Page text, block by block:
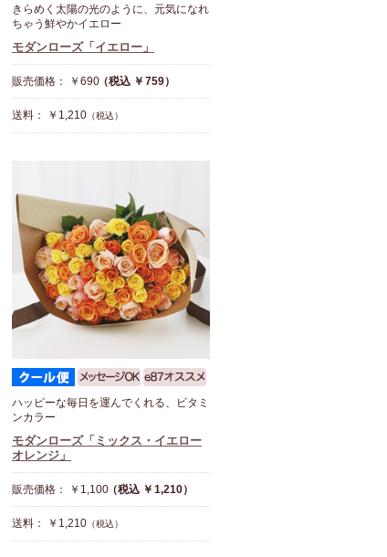
きらめく太陽の光のように、元気になれ
ちゃう鮮やかイエロー
モダンローズ「イエロー」
販売価格： ￥690（税込 ￥759）
送料： ￥1,210 （税込）
ハッピーな毎日を運んでくれる、ビタミ
ンカラー
モダンローズ「ミックス・イエロー
オレンジ」
販売価格： ￥1,100（税込 ￥1,210）
送料： ￥1,210 （税込）